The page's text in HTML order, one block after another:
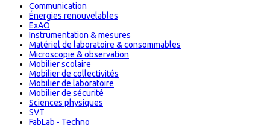
Communication
Énergies renouvelables
ExAO
Instrumentation & mesures
Matériel de laboratoire & consommables
Microscopie & observation
Mobilier scolaire
Mobilier de collectivités
Mobilier de laboratoire
Mobilier de sécurité
Sciences physiques
SVT
FabLab - Techno